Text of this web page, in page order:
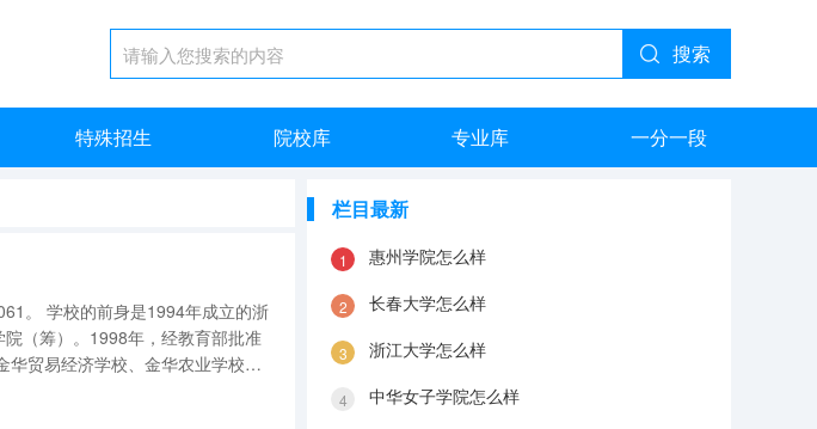
搜索
特殊招生 院校库 专业库 一分一段
（筹）。1998年，经教育部批准
华贸易经济学校、金华农业学校、
。2003年学校转为公办。2015
栏目最新
惠州学院怎么样
长春大学怎么样
浙江大学怎么样
中华女子学院怎么样